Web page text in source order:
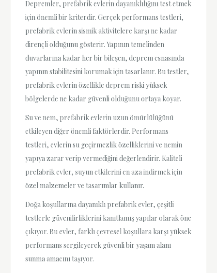
Depremler, prefabrik evlerin dayanıklılığını test etmek
için önemli bir kriterdir. Gerçek performans testleri,
prefabrik evlerin sismik aktivitelere karşı ne kadar
dirençli olduğunu gösterir. Yapının temelinden
duvarlarına kadar her bir bileşen, deprem esnasında
yapının stabilitesini korumak için tasarlanır. Bu testler,
prefabrik evlerin özellikle deprem riski yüksek
bölgelerde ne kadar güvenli olduğunu ortaya koyar.
Su ve nem, prefabrik evlerin uzun ömürlülüğünü
etkileyen diğer önemli faktörlerdir. Performans
testleri, evlerin su geçirmezlik özelliklerini ve nemin
yapıya zarar verip vermediğini değerlendirir. Kaliteli
prefabrik evler, suyun etkilerini en aza indirmek için
özel malzemeler ve tasarımlar kullanır.
Doğa koşullarına dayanıklı prefabrik evler, çeşitli
testlerle güvenilirliklerini kanıtlamış yapılar olarak öne
çıkıyor. Bu evler, farklı çevresel koşullara karşı yüksek
performans sergileyerek güvenli bir yaşam alanı
sunma amacını taşıyor.